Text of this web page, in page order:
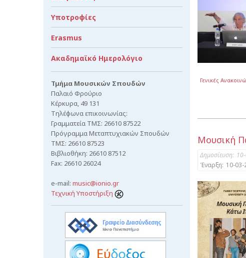
Γενικές
Μουσική
Δημοσίευση:
Έναρξη: 10-03-
Υποτροφίες
Erasmus
Ακαδημαϊκό Ημερολόγιο
Τμήμα Μουσικών Σπουδών
Παλαιό Φρούριο
Κέρκυρα, 49 131
Τηλέφωνα επικοινωνίας:
Γραμματεία ΤΜΣ: 26610 87522
Πρόγραμμα Μεταπτυχιακών Σπουδών
ΤΜΣ: 26610 87523
Βιβλιοθήκη: 26610 87512
Fax: 26610 26024
e-mail: music@ionio.gr
Τεχνική Υποστήριξη